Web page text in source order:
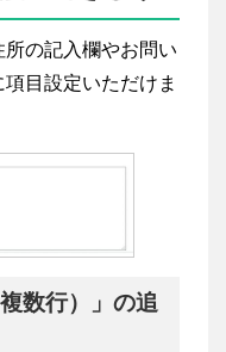
の記入欄やお問い
目設定いただけま
数行）」の追